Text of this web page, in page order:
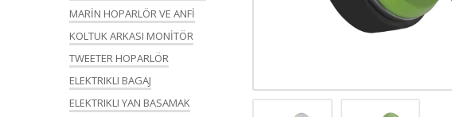
MARİN HOPARLÖR VE ANFİ
KOLTUK ARKASI MONİTÖR
TWEETER HOPARLÖR
ELEKTRIKLI BAGAJ
ELEKTRIKLI YAN BASAMAK